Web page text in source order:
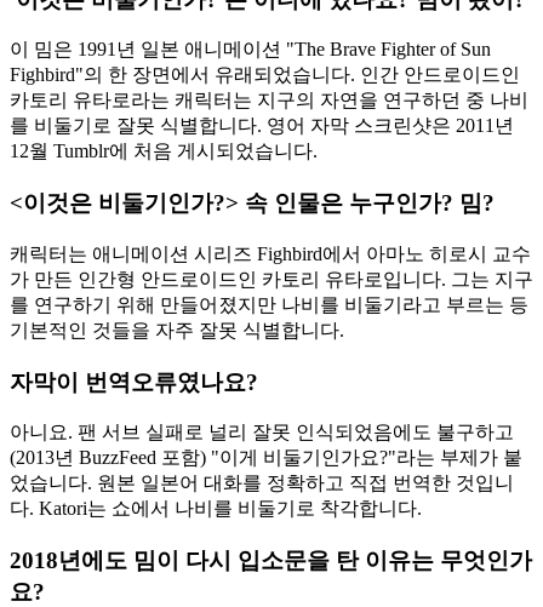
이 밈은 1991년 일본 애니메이션 "The Brave Fighter of Sun
Fighbird"의 한 장면에서 유래되었습니다. 인간 안드로이드인
카토리 유타로라는 캐릭터는 지구의 자연을 연구하던 중 나비
를 비둘기로 잘못 식별합니다. 영어 자막 스크린샷은 2011년
12월 Tumblr에 처음 게시되었습니다.
<이것은 비둘기인가?> 속 인물은 누구인가? 밈?
캐릭터는 애니메이션 시리즈 Fighbird에서 아마노 히로시 교수
가 만든 인간형 안드로이드인 카토리 유타로입니다. 그는 지구
를 연구하기 위해 만들어졌지만 나비를 비둘기라고 부르는 등
기본적인 것들을 자주 잘못 식별합니다.
자막이 번역오류였나요?
아니요. 팬 서브 실패로 널리 잘못 인식되었음에도 불구하고
(2013년 BuzzFeed 포함) "이게 비둘기인가요?"라는 부제가 붙
었습니다. 원본 일본어 대화를 정확하고 직접 번역한 것입니
다. Katori는 쇼에서 나비를 비둘기로 착각합니다.
2018년에도 밈이 다시 입소문을 탄 이유는 무엇인가
요?